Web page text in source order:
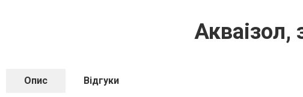
Акваізол,
Опис Відгуки